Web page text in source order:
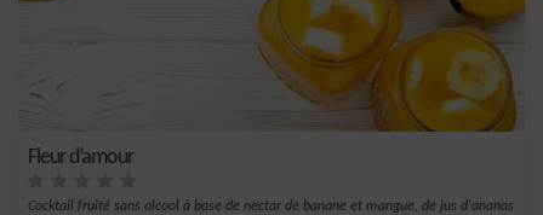
Fleur d’amour
Cocktail fruité sans alcool à base de nectar de banane et mangue, de jus d'ananas